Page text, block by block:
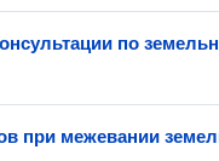
по
при межевании